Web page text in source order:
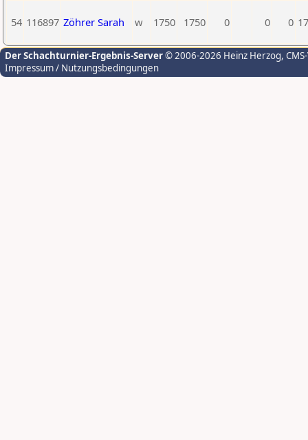
54 116897 Zöhrer Sarah w 1750 1750 0 0 0
Der Schachturnier-Ergebnis-Server© 2006-2026 Heinz Herzog,
Impressum / Nutzungsbedingungen